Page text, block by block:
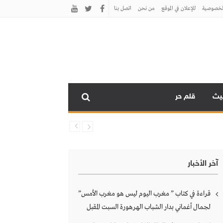
للإعلان في الموقع من نحن اتصل بنـا
قلم حر
آخر الأخبار
قراءة في كتاب ” مغرب اليوم ليس هو مغرب الأمس”
لجمال أغماني بدار الشباب الهرهورة السبت المقبل